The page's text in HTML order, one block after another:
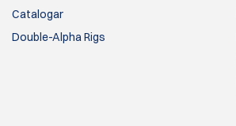
Catalogar
Double-Alpha Rigs